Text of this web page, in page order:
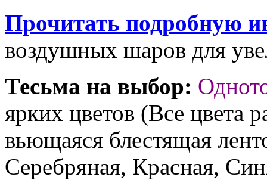
Прочитать подробную
воздушных шаров для
Тесьма на выбор:
ярких цветов (Все цвета
вьющаяся блестящая
Серебряная, Красная,